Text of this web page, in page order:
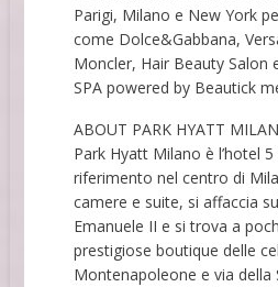
Parigi, Milano e New York
come Dolce&Gabbana,
Moncler, Hair Beauty Salon
SPA powered by Beautick
ABOUT PARK HYATT
Park Hyatt Milano è l’hotel
riferimento nel centro di
camere e suite, si affaccia
Emanuele II e si trova a
prestigiose boutique delle
Montenapoleone e via della